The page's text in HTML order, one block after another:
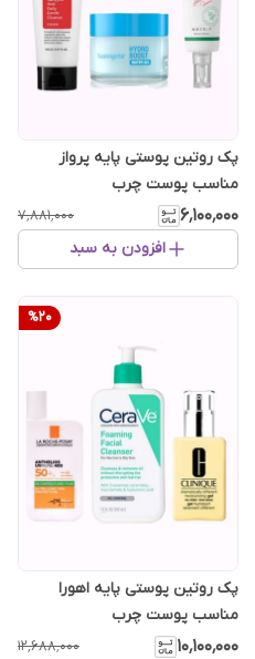
پک روتین پوستی پایه پرواز
مناسب پوست چرب
۶٬۱۰۰٬۰۰۰ ۷٬۸۸۱٬۰۰۰
افزودن به سبد
%20
پک روتین پوستی پایه اهورا
مناسب پوست چرب
۱۰٬۱۰۰٬۰۰۰ ۱۲٬۶۸۸٬۰۰۰